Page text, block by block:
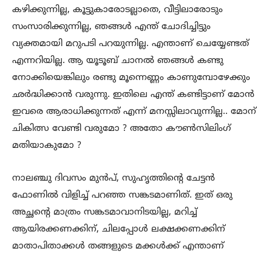
കഴിക്കുന്നില്ല, കൂട്ടുകാരോടല്ലാതെ, വീട്ടിലാരോടും
സംസാരിക്കുന്നില്ല, ഞങ്ങൾ എന്ത് ചോദിച്ചിട്ടും
വ്യക്തമായി മറുപടി പറയുന്നില്ല. എന്താണ് ചെയ്യേണ്ടത്
എന്നറിയില്ല. ആ യൂടൂബ് ചാനൽ ഞങ്ങൾ കണ്ടു
നോക്കിയെങ്കിലും രണ്ടു മൂന്നെണ്ണം കാണുമ്പോഴേക്കും
ഛർദ്ധിക്കാൻ വരുന്നു. ഇതിലെ എന്ത് കണ്ടിട്ടാണ് മോൻ
ഇവരെ ആരാധിക്കുന്നത് എന്ന് മനസ്സിലാവുന്നില്ല.. മോന്
ചികിത്സ വേണ്ടി വരുമോ ? അതോ കൗൺസിലിംഗ്
മതിയാകുമോ ?
നാലഞ്ചു ദിവസം മുൻപ്, സുഹൃത്തിൻ്റെ ചേട്ടൻ
ഫോണിൽ വിളിച്ച് പറഞ്ഞ സങ്കടമാണിത്. ഇത് ഒരു
അച്ഛൻ്റെ മാത്രം സങ്കടമാവാനിടയില്ല, മറിച്ച്
ആയിരക്കണക്കിന്, ചിലപ്പോൾ ലക്ഷക്കണക്കിന്
മാതാപിതാക്കൾ തങ്ങളുടെ മക്കൾക്ക് എന്താണ്